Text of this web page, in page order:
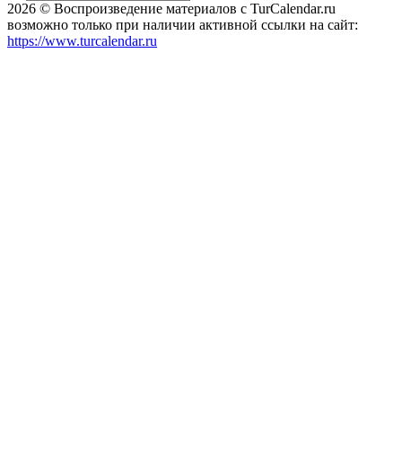
2026 © Воспроизведение материалов c TurCalendar.ru
возможно только при наличии активной ссылки на сайт:
https://www.turcalendar.ru